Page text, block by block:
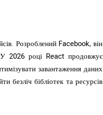
Розроблений Facebook, він
У 2026 році React продовжує
завантаження даних
безліч бібліотек та ресурсів